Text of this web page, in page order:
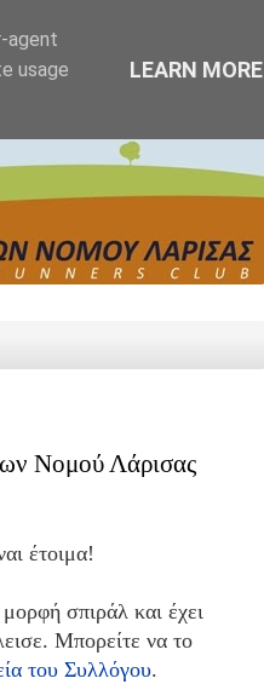
Νομού Λάρισας
έτοιμα!
σπιράλ και έχει
Μπορείτε να το
του Συλλόγου.
agent
usage
LEARN MORE